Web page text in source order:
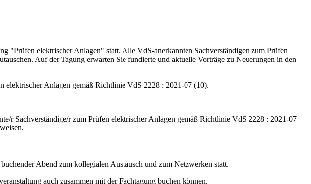
"Prüfen elektrischer Anlagen" statt. Alle VdS-anerkannten Sachverständigen zum Prüfen
Auf der Tagung erwarten Sie fundierte und aktuelle Vorträge zu Neuerungen in den
elektrischer Anlagen gemäß Richtlinie VdS 2228 : 2021-07 (10).
r Sachverständige/r zum Prüfen elektrischer Anlagen gemäß Richtlinie VdS 2228 : 2021-07
Abend zum kollegialen Austausch und zum Netzwerken statt.
auch zusammen mit der Fachtagung buchen können.